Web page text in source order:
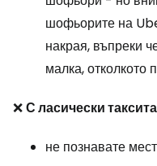
шофьорите на
накрая, въпреки
малка, отколкото
❌С ласически
не познавате